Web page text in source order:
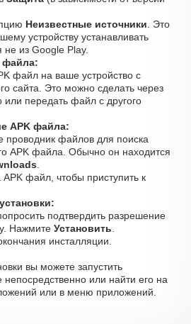
Неизвестные источники . Это
устройству устанавливать
из Google Play.
файла:
файл на ваше устройство с
сайта. Это можно сделать через
или передать файл с другого
APK файла:
проводник файлов для поиска
APK файла. Обычно он находится
файл, чтобы приступить к
подтвердить разрешение
Нажмите Установить
инсталляции.
вы можете запустить
или найти его на
или в меню приложений.